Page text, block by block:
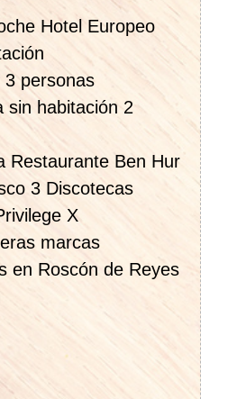
Hotel Europeo
3 personas
sin habitación 2
Restaurante Ben Hur
3 Discotecas
X
marcas
en Roscón de Reyes